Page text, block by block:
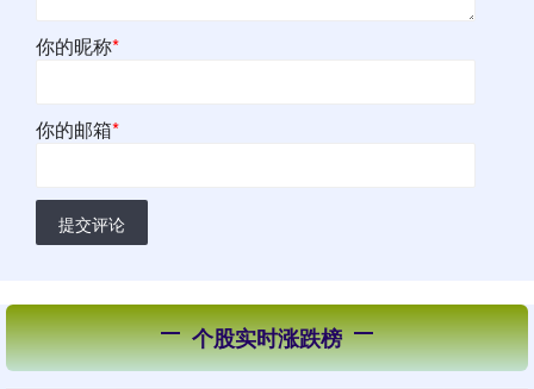
你的昵称*
你的邮箱*
提交评论
个股实时涨跌榜